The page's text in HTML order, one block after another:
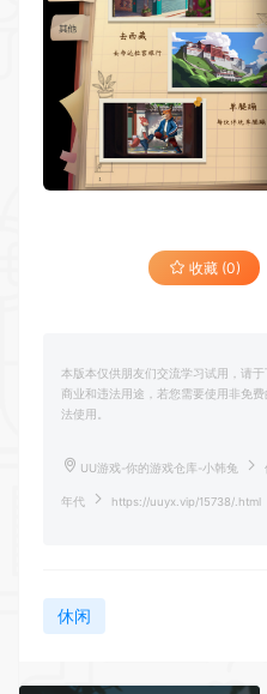
收藏 (0)
本版本仅供朋友们交流学习试用，请
商业和违法用途，若您需要使用非免
法使用。
UU游戏-你的游戏仓库-小韩兔
年代 https://uuyx.vip/15738/.html
休闲